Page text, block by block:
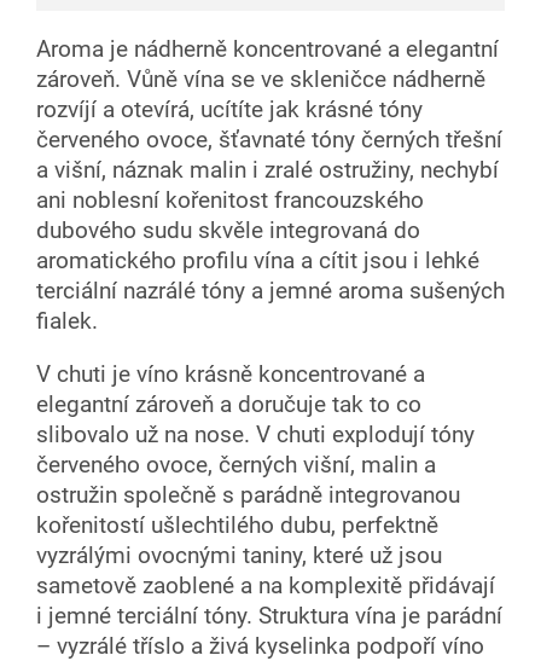
Aroma je nádherně koncentrované a elegantní
zároveň. Vůně vína se ve skleničce nádherně
rozvíjí a otevírá, ucítíte jak krásné tóny
červeného ovoce, šťavnaté tóny černých třešní
a višní, náznak malin i zralé ostružiny, nechybí
ani noblesní kořenitost francouzského
dubového sudu skvěle integrovaná do
aromatického profilu vína a cítit jsou i lehké
terciální nazrálé tóny a jemné aroma sušených
fialek.
V chuti je víno krásně koncentrované a
elegantní zároveň a doručuje tak to co
slibovalo už na nose. V chuti explodují tóny
červeného ovoce, černých višní, malin a
ostružin společně s parádně integrovanou
kořenitostí ušlechtilého dubu, perfektně
vyzrálými ovocnými taniny, které už jsou
sametově zaoblené a na komplexitě přidávají
i jemné terciální tóny. Struktura vína je parádní
– vyzrálé tříslo a živá kyselinka podpoří víno